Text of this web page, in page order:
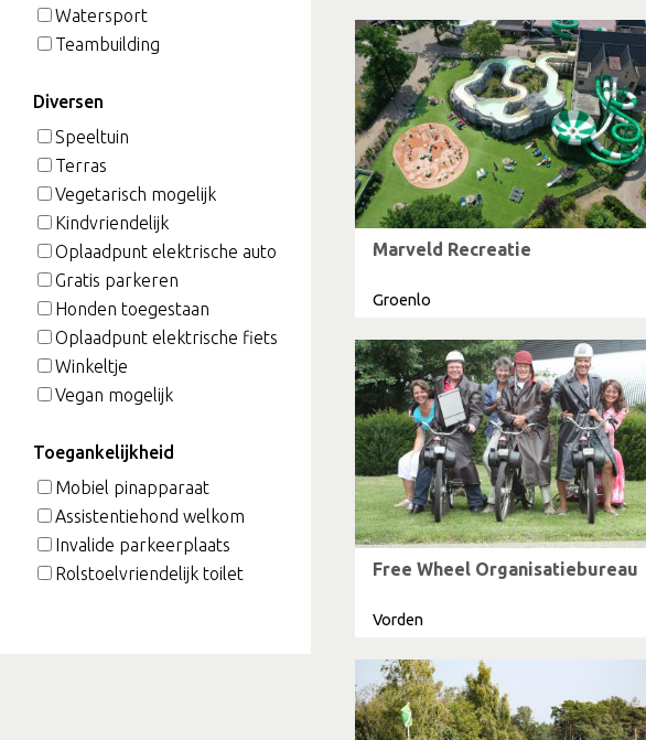
Watersport
Teambuilding
Diversen
Speeltuin
Terras
Vegetarisch mogelijk
Kindvriendelijk
Oplaadpunt elektrische auto
Gratis parkeren
Honden toegestaan
Oplaadpunt elektrische fiets
Winkeltje
Vegan mogelijk
Toegankelijkheid
Mobiel pinapparaat
Assistentiehond welkom
Invalide parkeerplaats
Rolstoelvriendelijk toilet
Marveld Recreatie
Groenlo
Free Wheel Organisatiebureau
Vorden